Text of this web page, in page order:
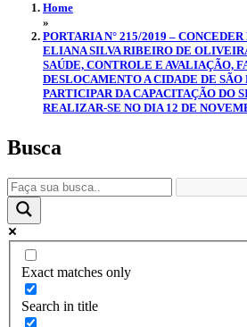
Home
»
PORTARIA N° 215/2019 –
ELIANA SILVA RIBEIRO DE
SAÚDE, CONTROLE E AVALIAÇÃO,
DESLOCAMENTO A CIDADE DE SÃO
PARTICIPAR DA CAPACITAÇÃO DO
REALIZAR-SE NO DIA 12 DE
Busca
Exact matches only
Search in title